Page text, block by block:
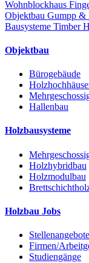
Wohnblockhaus
Objektbau Gumpp &
Bausysteme Timber
Objektbau
Bürogebäude
Hallenbau
Holzbausysteme
Holzhybridbau
Holzmodulbau
Holzbau Jobs
Stellenangebote
Firmen/
Studiengänge